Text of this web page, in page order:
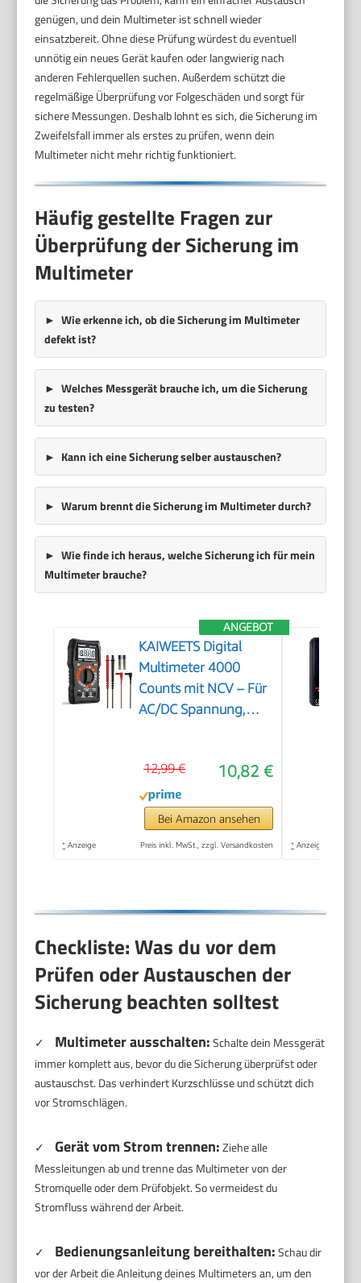
genügen, und dein Multimeter ist schnell wieder
einsatzbereit. Ohne diese Prüfung würdest du eventuell
unnötig ein neues Gerät kaufen oder langwierig nach
anderen Fehlerquellen suchen. Außerdem schützt die
regelmäßige Überprüfung vor Folgeschäden und sorgt für
sichere Messungen. Deshalb lohnt es sich, die Sicherung im
Zweifelsfall immer als erstes zu prüfen, wenn dein
Multimeter nicht mehr richtig funktioniert.
Häufig gestellte Fragen zur
Überprüfung der Sicherung im
Multimeter
Wie erkenne ich, ob die Sicherung im Multimeter
defekt ist?
Welches Messgerät brauche ich, um die Sicherung
zu testen?
Kann ich eine Sicherung selber austauschen?
Warum brennt die Sicherung im Multimeter durch?
Wie finde ich heraus, welche Sicherung ich für mein
Multimeter brauche?
ANGEBOT
KAIWEETS Digital
Multimeter 4000
Counts mit NCV – Für
AC/DC Spannung,
Mit LCD Beleuchtung
– Ideal für Elektriker,
Kfz & Hausgebrauch
Schwarz - KM100s
10,82 €
12,99 €
Bei Amazon ansehen
* Anzeige Preis inkl. MwSt., zzgl. Versandkosten * Anzeige
Checkliste: Was du vor dem
Prüfen oder Austauschen der
Sicherung beachten solltest
✓ Multimeter ausschalten:Schalte dein Messgerät
immer komplett aus, bevor du die Sicherung überprüfst oder
austauschst. Das verhindert Kurzschlüsse und schützt dich
vor Stromschlägen.
✓ Gerät vom Strom trennen:Ziehe alle
Messleitungen ab und trenne das Multimeter von der
Stromquelle oder dem Prüfobjekt. So vermeidest du
Stromfluss während der Arbeit.
✓ Bedienungsanleitung bereithalten:Schau dir
vor der Arbeit die Anleitung deines Multimeters an, um den